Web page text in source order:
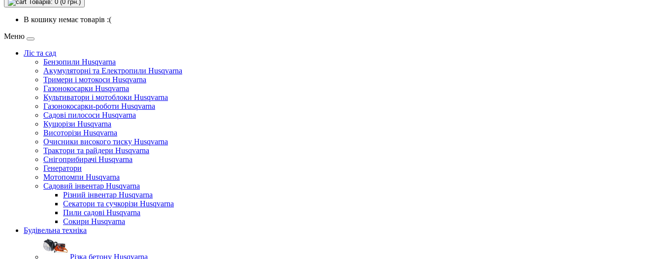
Товарів: 0 (0 грн.)
В кошику немає товарів :(
Меню
Ліс та сад
Бензопили Husqvarna
Акумуляторні та Електропили Husqvarna
Тримери і мотокоси Husqvarna
Газонокосарки Husqvarna
Культиватори і мотоблоки Husqvarna
Газонокосарки-роботи Husqvarna
Садові пилососи Husqvarna
Кущорізи Husqvarna
Висоторізи Husqvarna
Очисники високого тиску Husqvarna
Трактори та райдери Husqvarna
Снігоприбирачі Husqvarna
Генератори
Мотопомпи Husqvarna
Садовий інвентар Husqvarna
Різний інвентар Husqvarna
Секатори та сучкорізи Husqvarna
Пили садові Husqvarna
Сокири Husqvarna
Будівельна техніка
Різка бетону Husqvarna